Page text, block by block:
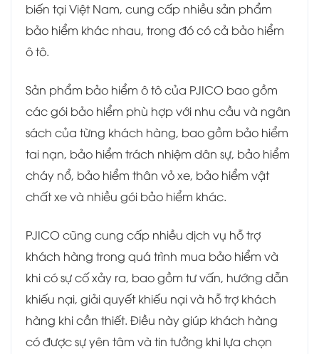
biến tại Việt Nam, cung cấp nhiều sản phẩm
bảo hiểm khác nhau, trong đó có cả bảo hiểm
ô tô.
Sản phẩm bảo hiểm ô tô của PJICO bao gồm
các gói bảo hiểm phù hợp với nhu cầu và ngân
sách của từng khách hàng, bao gồm bảo hiểm
tai nạn, bảo hiểm trách nhiệm dân sự, bảo hiểm
cháy nổ, bảo hiểm thân vỏ xe, bảo hiểm vật
chất xe và nhiều gói bảo hiểm khác.
PJICO cũng cung cấp nhiều dịch vụ hỗ trợ
khách hàng trong quá trình mua bảo hiểm và
khi có sự cố xảy ra, bao gồm tư vấn, hướng dẫn
khiếu nại, giải quyết khiếu nại và hỗ trợ khách
hàng khi cần thiết. Điều này giúp khách hàng
có được sự yên tâm và tin tưởng khi lựa chọn